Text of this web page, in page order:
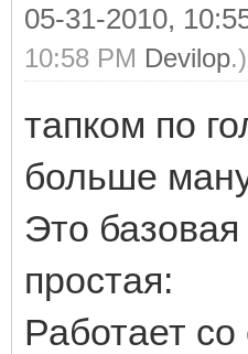
05-31-2010,
10:58 PM Devilop.)
тапком по
больше
Это
простая:
Работает